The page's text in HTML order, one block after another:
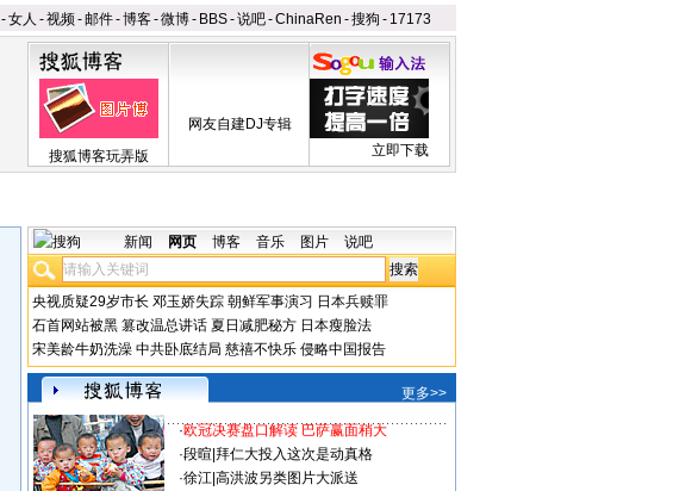
-女人 -视频-邮件-博客-微博- BBS-说吧-ChinaRen -搜狗 - 17173
搜狐博客玩弄版
网友自建DJ专辑
立即下载
新闻 网页 博客 音乐 图片 说吧
央视质疑29岁市长 邓玉娇失踪 朝鲜军事演习 日本兵赎罪
石首网站被黑 篡改温总讲话 夏日减肥秘方 日本瘦脸法
宋美龄牛奶洗澡 中共卧底结局 慈禧不快乐 侵略中国报告
更多>>
·欧冠决赛盘口解读 巴萨赢面稍大
·段暄 拜仁大投入这次是动真格
·徐江| 高洪波另类图片大派送